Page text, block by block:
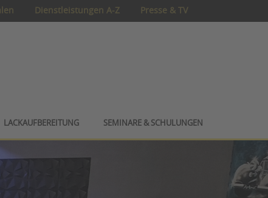
Dienstleistungen A-Z Presse & TV
LACKAUFBEREITUNG SEMINARE & SCHULUNGEN